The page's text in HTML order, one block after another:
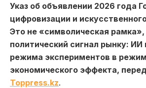
Указ об объявлении 2026 года
цифровизации и
Это не «символическая рамка»,
политический сигнал рынку: ИИ
режима экспериментов в
экономического эффекта,
Toppress.kz.